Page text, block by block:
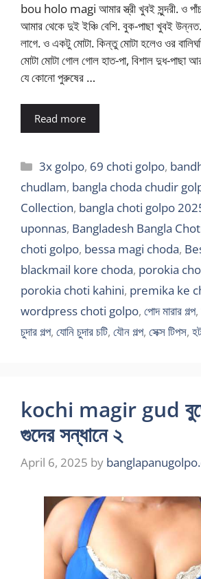
bou holo magi আমার স্ত্রী খুবই সুন্দরী. ও
আমার থেকে দুই ইঞ্চি বেশি. বুক-পাছা খুবই
লাগে. ও একটু মোটা. কিন্তু মোটা হলেও ওর
মোটা মোটা গোল গোল হাত-পা, বিশাল দুধ-পাছা
যে কোনো পুরুষের …
Read more
Categories
3x golpo, 69 choti golpo,
chudlam, bangla choda chudir
Collection, bangla choti golpo
uponnas, Bangladesh Bangla
choti golpo, bessa magi choda,
blackmail kore choda, porokia
porokia choti kahini, premika ke
wordpress choti golpo, পোদ মারার গল্প,
চুদার গল্প, যোনি চুদার চটি, যৌন গল্প, সেক্স টিপস,
kochi magir gud
গুদের সন্ধানে ২
April 6, 2025 by